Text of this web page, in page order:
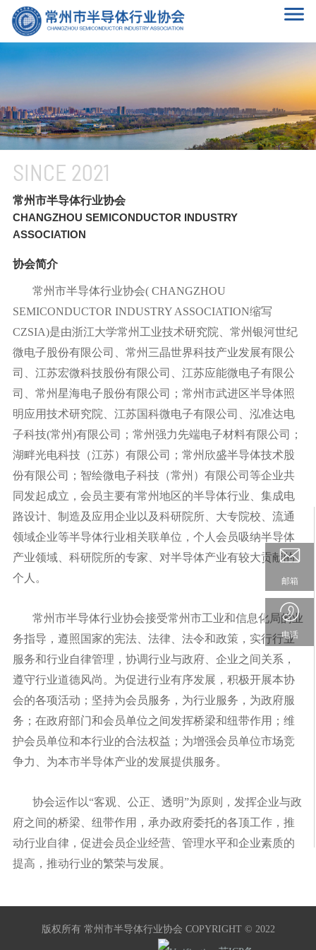
SINCE 2021
常州市半导体行业协会
CHANGZHOU SEMICONDUCTOR INDUSTRY
ASSOCIATION
协会简介
常州市半导体行业协会( CHANGZHOU
SEMICONDUCTOR INDUSTRY ASSOCIATION缩写
CZSIA)是由浙江大学常州工业技术研究院、常州银河世纪
微电子股份有限公司、常州三晶世界科技产业发展有限公
司、江苏宏微科技股份有限公司、江苏应能微电子有限公
司、常州星海电子股份有限公司；常州市武进区半导体照
明应用技术研究院、江苏国科微电子有限公司、泓准达电
子科技(常州)有限公司；常州强力先端电子材料有限公司；
湖畔光电科技（江苏）有限公司；常州欣盛半导体技术股
份有限公司；智绘微电子科技（常州）有限公司等企业共
同发起成立，会员主要有常州地区的半导体行业、集成电
路设计、制造及应用企业以及科研院所、大专院校、流通
领域企业等半导体行业相关联单位，个人会员吸纳半导体
产业领域、科研院所的专家、对半导体产业有较大贡献的
个人。
常州市半导体行业协会接受常州市工业和信息化局的业
务指导，遵照国家的宪法、法律、法令和政策，实行行业
服务和行业自律管理，协调行业与政府、企业之间关系，
遵守行业道德风尚。为促进行业有序发展，积极开展本协
会的各项活动；坚持为会员服务，为行业服务，为政府服
务；在政府部门和会员单位之间发挥桥梁和纽带作用；维
护会员单位和本行业的合法权益；为增强会员单位市场竞
争力、为本市半导体产业的发展提供服务。
协会运作以“客观、公正、透明”为原则，发挥企业与政
府之间的桥梁、纽带作用，承办政府委托的各顶工作，推
动行业自律，促进会员企业经营、管理水平和企业素质的
提高，推动行业的繁荣与发展。
版权所有 常州市半导体行业协会 COPYRIGHT © 2022
邮箱
电话